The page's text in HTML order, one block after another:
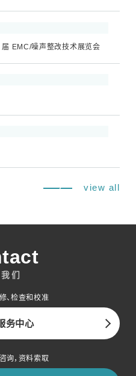
EMC/噪声整改技术展览会
view all
们
、检查和校准
务中心
询，资料索取